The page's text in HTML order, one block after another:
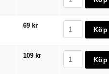
69 kr
109 kr